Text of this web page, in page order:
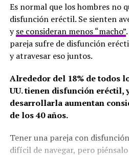
Es normal que los hombres no
disfunción eréctil. Se sienten
yse consideran menos “macho”
pareja sufre de disfunción
y atravesar eso juntos.
Alrededor del 18% de todos
UU. tienen disfunción eréctil,
desarrollarla aumentan
de los 40 años.
Tener una pareja con
difícil de navegar, pero